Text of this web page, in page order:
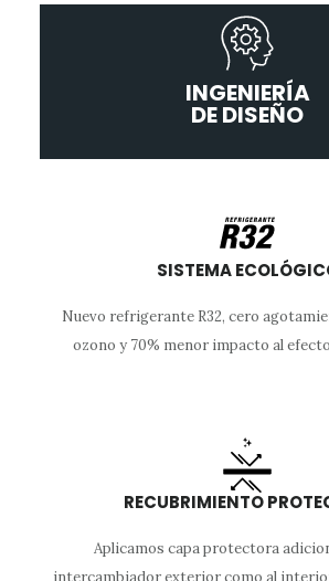
INGENIERÍA
DE DISEÑO
SISTEMA
Nuevo refrigerante R32, cero
ozono y 70% menor impacto al
RECUBRIMIENTO
Aplicamos capa protectora